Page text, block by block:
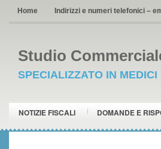
Home Indirizzi e numeri telefonici –
Studio
SPECIALIZZATO IN MEDICI
NOTIZIE FISCALI DOMANDE E